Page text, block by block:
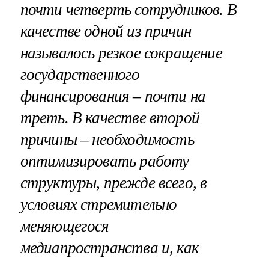
почти четверть сотрудников. В
качестве одной из причин
называлось резкое сокращение
государственного
финансирования – почти на
треть. В качестве второй
причины – необходимость
оптимизировать работу
структуры, прежде всего, в
условиях стремительно
меняющегося
медиапространства и, как